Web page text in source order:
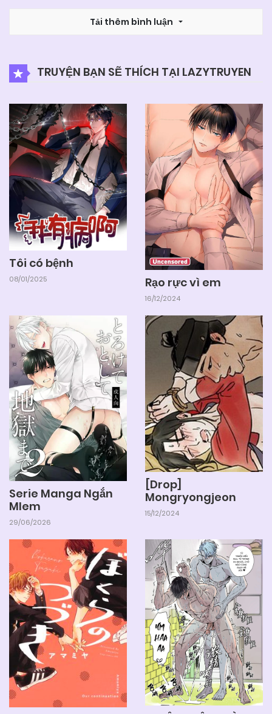
Tải thêm bình luận
TRUYỆN BẠN SẼ THÍCH TẠI LAZYTRUYEN
Tôi có bệnh
08/01/2025 Rạo rực vì em
16/12/2024
Serie Manga Ngắn
Mlem
29/06/2026
[Drop]
Mongryongjeon
15/12/2024